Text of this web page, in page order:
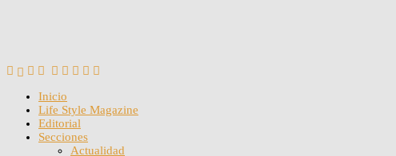
Inicio
Life Style Magazine
Editorial
Secciones
Actualidad